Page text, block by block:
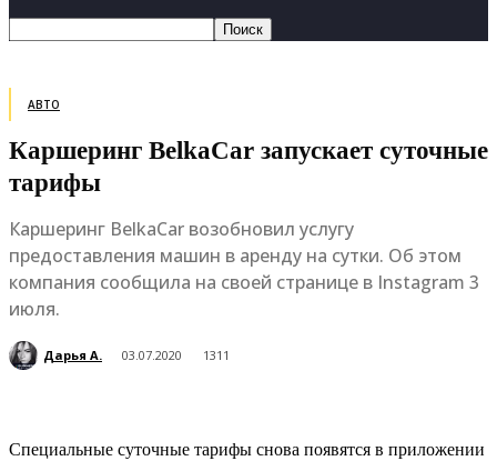
АВТО
Каршеринг BelkaCar запускает суточные
тарифы
Каршеринг BelkaCar возобновил услугу
предоставления машин в аренду на сутки. Об этом
компания сообщила на своей странице в Instagram 3
июля.
Дарья А. 03.07.2020 1311
Специальные суточные тарифы снова появятся в приложении